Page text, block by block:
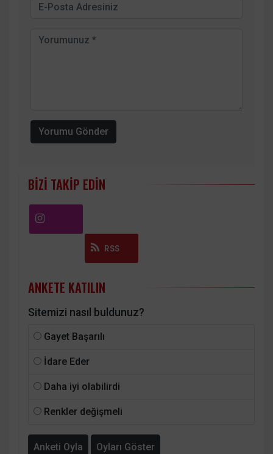
Yorumu Gönder
BIZI TAKIP EDIN
RSS
ANKETE KATILIN
Sitemizi nasıl buldunuz?
Gayet Başarılı
İdare Eder
Daha iyi olabilirdi
Renkler değişmeli
Anketi Oyla Oyları Göster